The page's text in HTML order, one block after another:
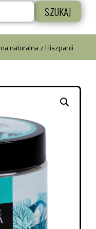
SZUKAJ
naturalna z Hiszpanii